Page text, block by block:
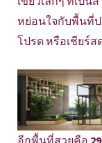
หย่อนใจกับพื้นที่ป
โปรด หรือเชียร์